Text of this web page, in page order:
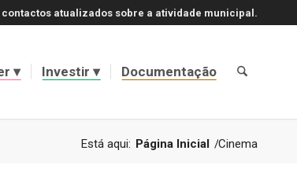
atualizados sobre a atividade municipal.
Investir Documentação
Está aqui: Página Inicial /Cinema